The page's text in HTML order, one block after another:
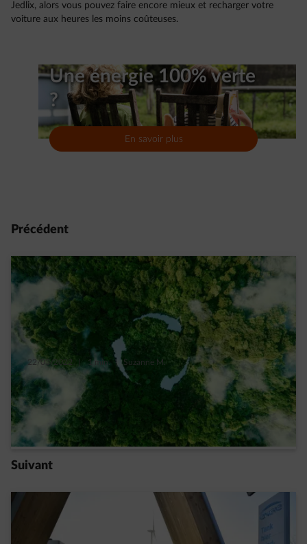
Jedlix, alors vous pouvez faire encore mieux et recharger votre
voiture aux heures les moins coûteuses.
Une énergie 100% verte
?
En savoir plus
Précédent
22/03/2022 1 min. | Suzanne M.
Comment créer de « nouvelles » ressources
grâce au recyclage ?
Read more
Suivant